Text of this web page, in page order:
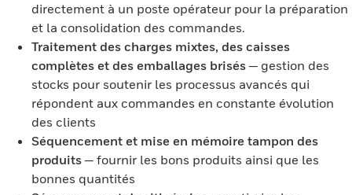
directement à un poste opérateur pour la préparation
et la consolidation des commandes.
Traitement des charges mixtes, des caisses
complètes et des emballages brisés— gestion des
stocks pour soutenir les processus avancés qui
répondent aux commandes en constante évolution
des clients
Séquencement et mise en mémoire tampon des
produits— fournir les bons produits ainsi que les
bonnes quantités